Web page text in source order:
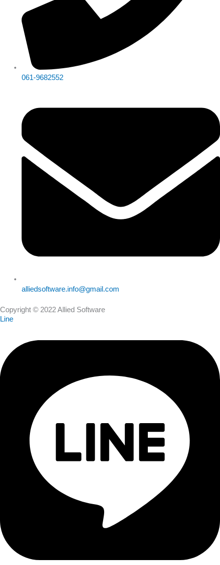
061-9682552
alliedsoftware.info@gmail.com
Copyright © 2022 Allied Software
Line